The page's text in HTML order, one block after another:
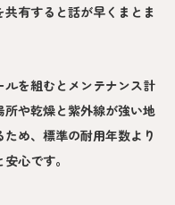
有すると話が早くまとま
ルを組むとメンテナンス計
や乾燥と紫外線が強い地
め、標準の耐用年数より
心です。